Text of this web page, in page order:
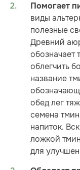
Помогает
виды
полезные
Древний
обозначает
облегчить
название
обед лег
семена
напиток.
ложкой
для